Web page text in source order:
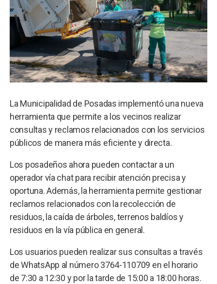
La Municipalidad de Posadas implementó una nueva
herramienta que permite a los vecinos realizar
consultas y reclamos relacionados con los servicios
públicos de manera más eficiente y directa.
Los posadeños ahora pueden contactar a un
operador vía chat para recibir atención precisa y
oportuna. Además, la herramienta permite gestionar
reclamos relacionados con la recolección de
residuos, la caída de árboles, terrenos baldíos y
residuos en la vía pública en general.
Los usuarios pueden realizar sus consultas a través
de WhatsApp al número 3764-110709 en el horario
de 7:30 a 12:30 y por la tarde de 15:00 a 18:00 horas.